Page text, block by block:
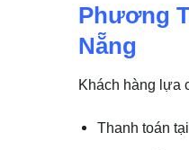
Phương
Nẵng
Khách hàng lựa
Thanh toán